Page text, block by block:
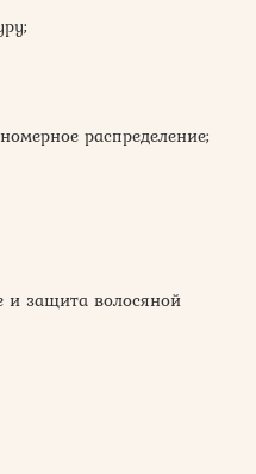
распределение;
и защита волосяной